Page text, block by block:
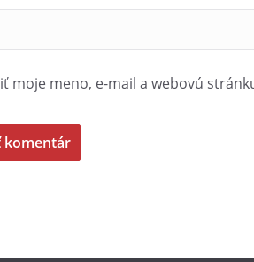
moje meno, e-mail a webovú